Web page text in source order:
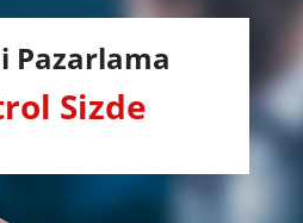
Pazarlama
Sizde